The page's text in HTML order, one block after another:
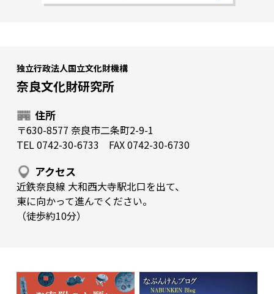
独立行政法人国立文化財機構
奈良文化財研究所
住所
〒630-8577 奈良市二条町2-9-1
TEL 0742-30-6733 FAX 0742-30-6730
アクセス
近鉄奈良線 大和西大寺駅北口を出て、
東に向かって進んでください。
（徒歩約10分）